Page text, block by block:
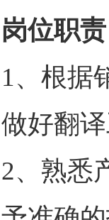
岗位职
1、根据
做好翻
2、 熟悉